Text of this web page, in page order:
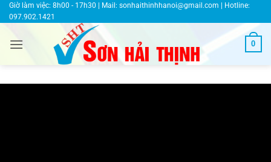
Bỏ
qua
dung
Giờ làm việc: 8h00 - 17h30 | Mail: sonhaithinhhanoi@gmail.com | Hotline:
097.902.1421
0